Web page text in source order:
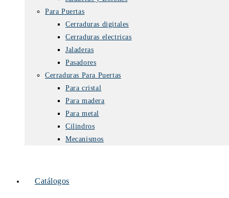
Para Puertas
Cerraduras digitales
Cerraduras electricas
Jaladeras
Pasadores
Cerraduras Para Puertas
Para cristal
Para madera
Para metal
Cilindros
Mecanismos
Catálogos